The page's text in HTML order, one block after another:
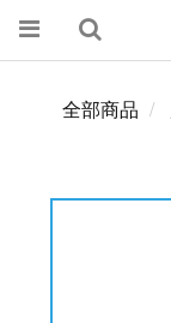
全部商品